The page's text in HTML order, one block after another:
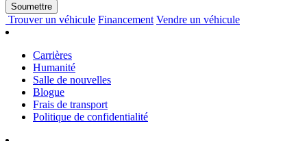
Soumettre
Trouverun véhicule Financement Vendre un véhicule
Carrières
Humanité
Salle de nouvelles
Blogue
Frais de transport
Politique de confidentialité